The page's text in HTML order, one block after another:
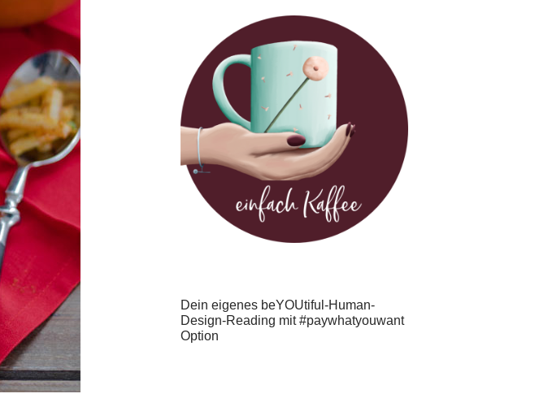
Dein eigenes beYOUtiful-Human-
Design-Reading mit #paywhatyouwant
Option